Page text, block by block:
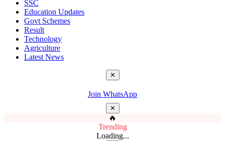
SSC
Education Updates
Govt Schemes
Result
Technology
Agriculture
Latest News
✕
Join WhatsApp
✕
🔥
Trending
Loading...